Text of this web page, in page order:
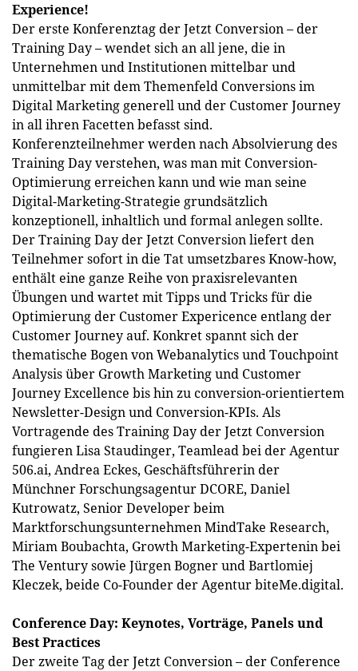
Experience!
Der erste Konferenztag der Jetzt Conversion – der
Training Day – wendet sich an all jene, die in
Unternehmen und Institutionen mittelbar und
unmittelbar mit dem Themenfeld Conversions im
Digital Marketing generell und der Customer Journey
in all ihren Facetten befasst sind.
Konferenzteilnehmer werden nach Absolvierung des
Training Day verstehen, was man mit Conversion-
Optimierung erreichen kann und wie man seine
Digital-Marketing-Strategie grundsätzlich
konzeptionell, inhaltlich und formal anlegen sollte.
Der Training Day der Jetzt Conversion liefert den
Teilnehmer sofort in die Tat umsetzbares Know-how,
enthält eine ganze Reihe von praxisrelevanten
Übungen und wartet mit Tipps und Tricks für die
Optimierung der Customer Expericence entlang der
Customer Journey auf. Konkret spannt sich der
thematische Bogen von Webanalytics und Touchpoint
Analysis über Growth Marketing und Customer
Journey Excellence bis hin zu conversion-orientiertem
Newsletter-Design und Conversion-KPIs. Als
Vortragende des Training Day der Jetzt Conversion
fungieren Lisa Staudinger, Teamlead bei der Agentur
506.ai, Andrea Eckes, Geschäftsführerin der
Münchner Forschungsagentur DCORE, Daniel
Kutrowatz, Senior Developer beim
Marktforschungsunternehmen MindTake Research,
Miriam Boubachta, Growth Marketing-Expertenin bei
The Ventury sowie Jürgen Bogner und Bartlomiej
Kleczek, beide Co-Founder der Agentur biteMe.digital.
Conference Day: Keynotes, Vorträge, Panels und
Best Practices
Der zweite Tag der Jetzt Conversion – der Conference